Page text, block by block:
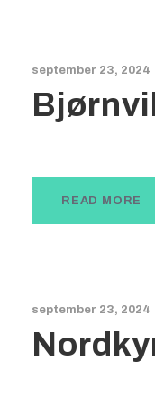
september 23, 2024
READ MORE
september 23, 2024